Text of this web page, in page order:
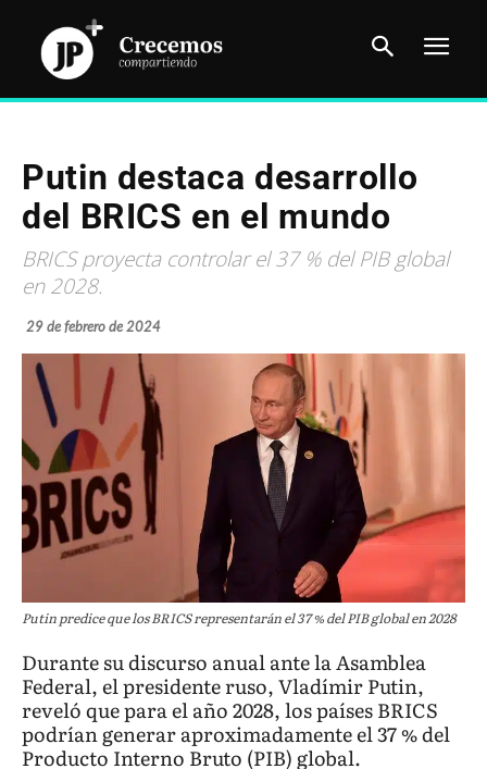
Putin destaca desarrollo
del BRICS en el mundo
BRICS proyecta controlar el 37 % del PIB global
en 2028.
29 de febrero de 2024
Putin predice que los BRICS representarán el 37 % del PIB global en 2028
Durante su discurso anual ante la Asamblea
Federal, el presidente ruso, Vladímir Putin,
reveló que para el año 2028, los países BRICS
podrían generar aproximadamente el 37 % del
Producto Interno Bruto (PIB) global.